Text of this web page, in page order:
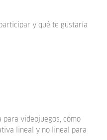
y qué te gustaría
videojuegos, cómo
lineal y no lineal para